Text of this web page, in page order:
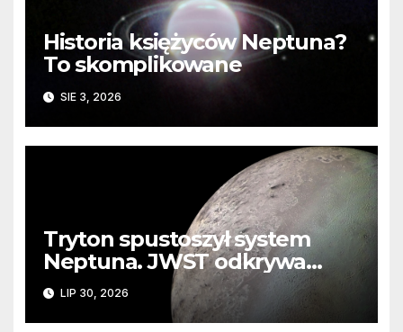
Historia księżyców Neptuna?
To skomplikowane
SIE 3, 2026
Tryton spustoszył system
Neptuna. JWST odkrywa
ślady kosmicznej katastrofy i
zaginionego lodu
LIP 30, 2026